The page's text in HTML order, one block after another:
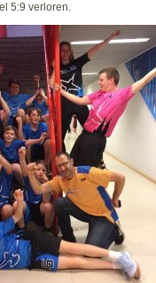
5:9 verloren.